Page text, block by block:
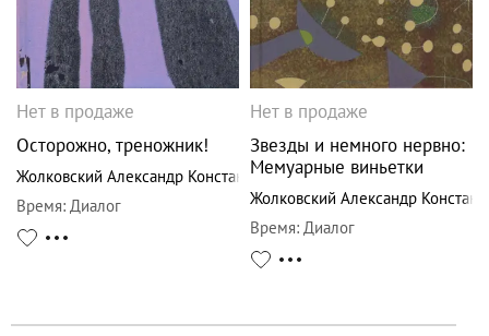
Нет в продаже
Осторожно, треножник!
Жолковский Александр Константинович
Время: Диалог
Нет в продаже
Звезды и немного нервно:
Мемуарные виньетки
Жолковский Александр
Время: Диалог